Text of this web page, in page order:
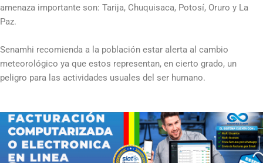
amenaza importante son: Tarija, Chuquisaca, Potosí, Oruro y La
Paz.
Senamhi recomienda a la población estar alerta al cambio
meteorológico ya que estos representan, en cierto grado, un
peligro para las actividades usuales del ser humano.